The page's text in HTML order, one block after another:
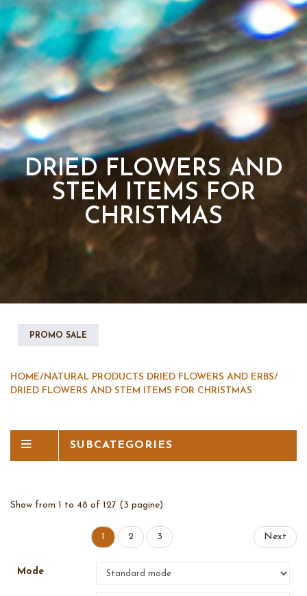
DRIED FLOWERS AND
STEM ITEMS FOR
CHRISTMAS
PROMO SALE
HOME/NATURAL PRODUCTS DRIED FLOWERS AND ERBS/
DRIED FLOWERS AND STEM ITEMS FOR CHRISTMAS
SUBCATEGORIES
Show from 1 to 48 of 127 (3 pagine)
1 2 3 Next
Mode